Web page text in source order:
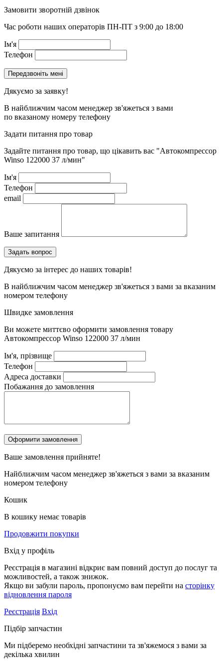
Замовити зворотній дзвінок
Час роботи наших операторів ПН-ПТ з 9:00 до 18:00
Ім'я
Телефон
Дякуємо за заявку!
В найближчим часом менеджер зв'яжеться з вами
по вказаному номеру телефону
Задати питання про товар
Задайте питання про товар, що цікавить вас "Автокомпрессор
Winso 122000 37 л/мин"
Ім'я
Телефон
email
Ваше запитання
Дякуємо за інтерес до наших товарів!
В найближчим часом менеджер зв'яжеться з вами за вказаним
номером телефону
Швидке замовлення
Ви можете миттєво оформити замовлення товару
Автокомпрессор Winso 122000 37 л/мин
Ім'я, прізвище
Телефон
Адреса доставки
Побажання до замовлення
Ваше замовлення прийняте!
Найближчим часом менеджер зв'яжеться з вами за вказаним
номером телефону
Кошик
В кошику немає товарів
Продовжити покупки
Вхід у профіль
Реєстрація в магазині відкриє вам повний доступ до послуг та
можливостей, а також знижок.
Якщо ви забули пароль, пропонуємо вам перейти на сторінку
відновлення пароля
Реєстрація Вхід
Підбір запчастин
Ми підберемо необхідні запчастини та зв'яжемося з вами за
декілька хвилин